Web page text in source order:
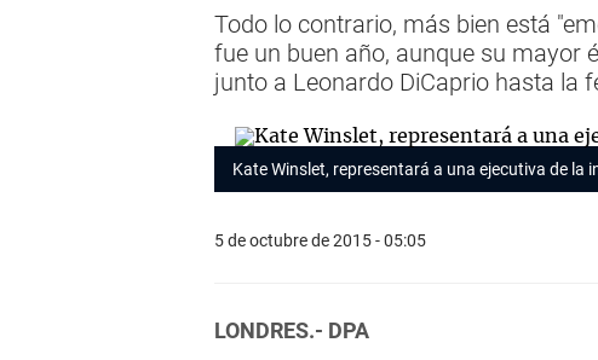
Todo lo contrario, más bien está
fue un buen año, aunque su mayor
junto a Leonardo DiCaprio hasta la
Kate Winslet, representará a una ejecutiva de la
5 de octubre de 2015 - 05:05
LONDRES.- DPA